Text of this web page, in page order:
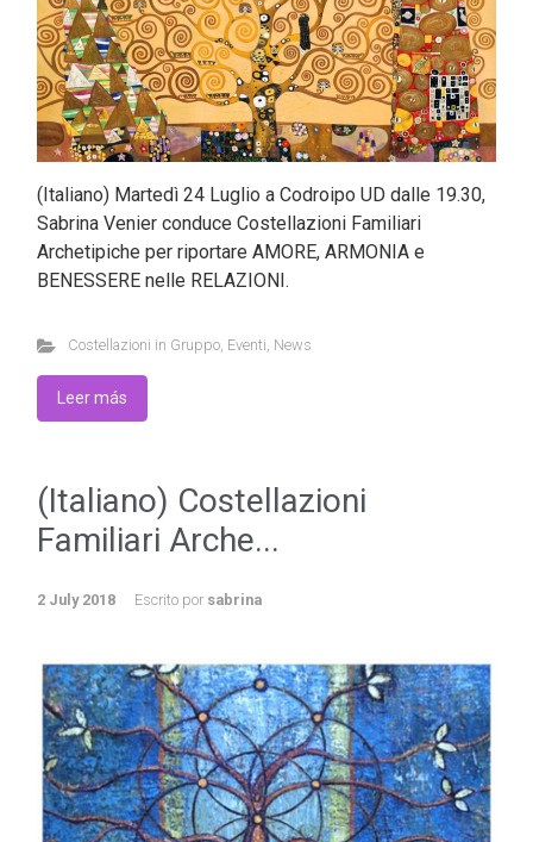
(Italiano) Martedì 24 Luglio a Codroipo UD dalle 19.30,
Sabrina Venier conduce Costellazioni Familiari
Archetipiche per riportare AMORE, ARMONIA e
BENESSERE nelle RELAZIONI.
Costellazioni in Gruppo, Eventi, News
Leer más
(Italiano) Costellazioni
Familiari Arche...
2 July 2018 Escrito por sabrina